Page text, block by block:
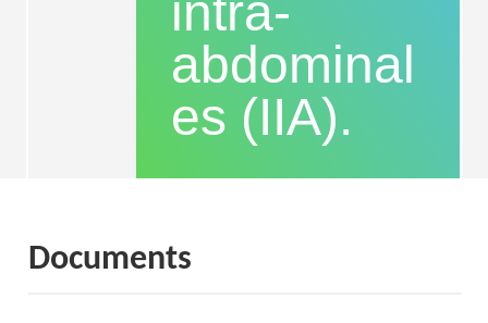
intra-
abdominal
es (IIA).
Documents